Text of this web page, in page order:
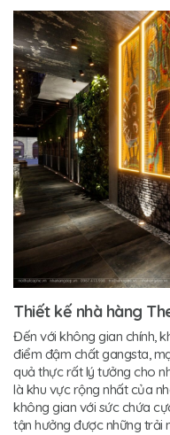
Thiết kế nhà hàng
Đến với không gian chính,
điểm đậm chất gangsta,
quả thực rất lý tưởng cho
là khu vực rộng nhất của
không gian với sức chứa
tận hưởng được những trải